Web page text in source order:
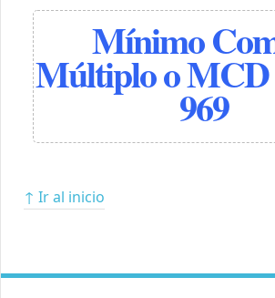
Mínimo
Múltiplo o MCD
969
↑ Ir al inicio